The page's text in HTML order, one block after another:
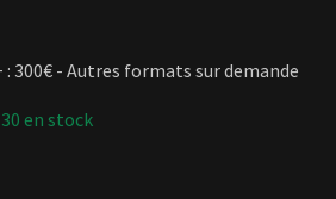
: 300€ - Autres formats sur demande
30 en stock